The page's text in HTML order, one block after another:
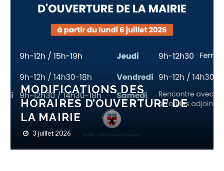
MODIFICATIONS DES
HORAIRES D’OUVERTURE DE
LA MAIRIE
3 juillet 2026